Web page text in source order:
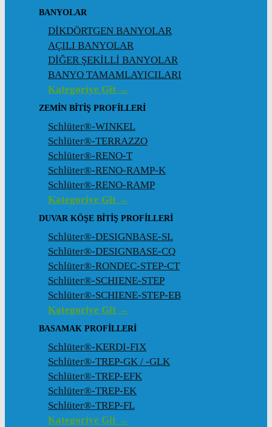
BANYOLAR
DİKDÖRTGEN BANYOLAR
AÇILI BANYOLAR
DİĞER ŞEKİLLİ BANYOLAR
BANYO TAMAMLAYICILARI
Kategoriye Git →
ZEMIN BITIŞ PROFILLERI
Schlüter®-WINKEL
Schlüter®-TERRAZZO
Schlüter®-RENO-T
Schlüter®-RENO-RAMP-K
Schlüter®-RENO-RAMP
Kategoriye Git →
DUVAR KÖŞE BITIŞ PROFILLERI
Schlüter®-DESIGNBASE-SL
Schlüter®-DESIGNBASE-CQ
Schlüter®-RONDEC-STEP-CT
Schlüter®-SCHIENE-STEP
Schlüter®-SCHIENE-STEP-EB
Kategoriye Git →
BASAMAK PROFILLERI
Schlüter®-KERDI-FIX
Schlüter®-TREP-GK / -GLK
Schlüter®-TREP-EFK
Schlüter®-TREP-EK
Schlüter®-TREP-FL
Kategoriye Git →